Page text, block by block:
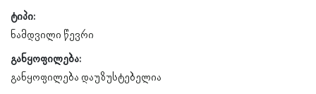
ტიპი:
ნამდვილი წევრი
განყოფილება:
განყოფილება დაუზუსტებელია